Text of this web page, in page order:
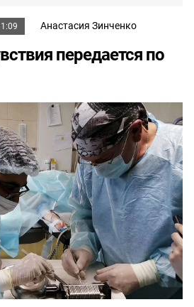
Анастасия Зинченко
передается по